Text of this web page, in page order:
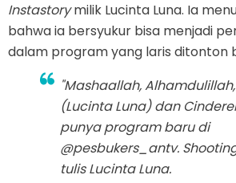
Instastorymilik Lucinta Luna. Ia
bahwa ia bersyukur bisa menjadi
dalam program yang laris ditonton
"Mashaallah,
(Lucinta Luna) dan
punya program baru di
@pesbukers_antv.
tulis Lucinta Luna.